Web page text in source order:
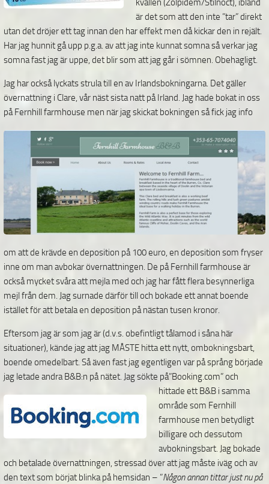
kvällen (Zolpidem/Stilnoct), ibland
är det som att den inte ”tar” direkt
utan det dröjer ett tag innan den har effekt men då kickar den in rejält.
Har jag hunnit gå upp p.g.a. av att jag inte kunnat somna så verkar jag
somna fast jag är uppe, det blir som att jag går i sömnen. Obehagligt.
Jag har också lyckats strula till en av Irlandsbokningarna. Det gäller
övernattning i Clare, vår näst sista natt på Irland. Jag hade bokat in oss
på Fernhill farmhouse men när jag skickat bokningen så fick jag info
om att de krävde en deposition på 100 euro, en deposition som fryser
inne om man avbokar övernattningen. De på Fernhill farmhouse är
också mycket svåra att mejla med och jag har fått flera besynnerliga
mejl från dem. Jag surnade därför till och bokade ett annat boende
istället för att betala en deposition på nästan tusen kronor.
Eftersom jag är som jag är (d.v.s. obefintligt tålamod i såna här
situationer), kände jag att jag MÅSTE hitta ett nytt, ombokningsbart,
boende omedelbart. Så även fast jag egentligen var på språng började
jag letade andra B&B:n på nätet. Jag sökte på”Booking.com”och
hittade ett B&B i samma
område som Fernhill
farmhouse men betydligt
billigare och dessutom
avbokningsbart. Jag bokade
och betalade övernattningen, stressad över att jag måste iväg och av
den text som börjat blinka på hemsidan – ”Någon annan tittar just nu på